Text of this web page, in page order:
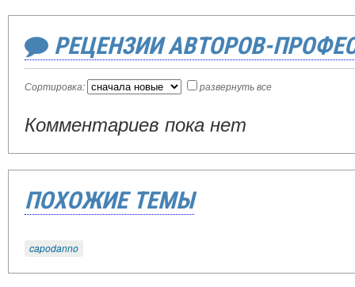
РЕЦЕНЗИИ АВТОРОВ-
Сортировка: развернуть все
Комментариев пока нет
ПОХОЖИЕ ТЕМЫ
capodanno